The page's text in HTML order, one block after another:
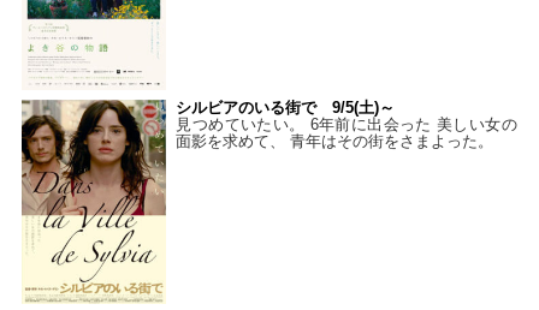
シルビアのいる街で 9/5(土)～
見つめていたい。 6年前に出会った 美しい女の
面影を求めて、 青年はその街をさまよった。